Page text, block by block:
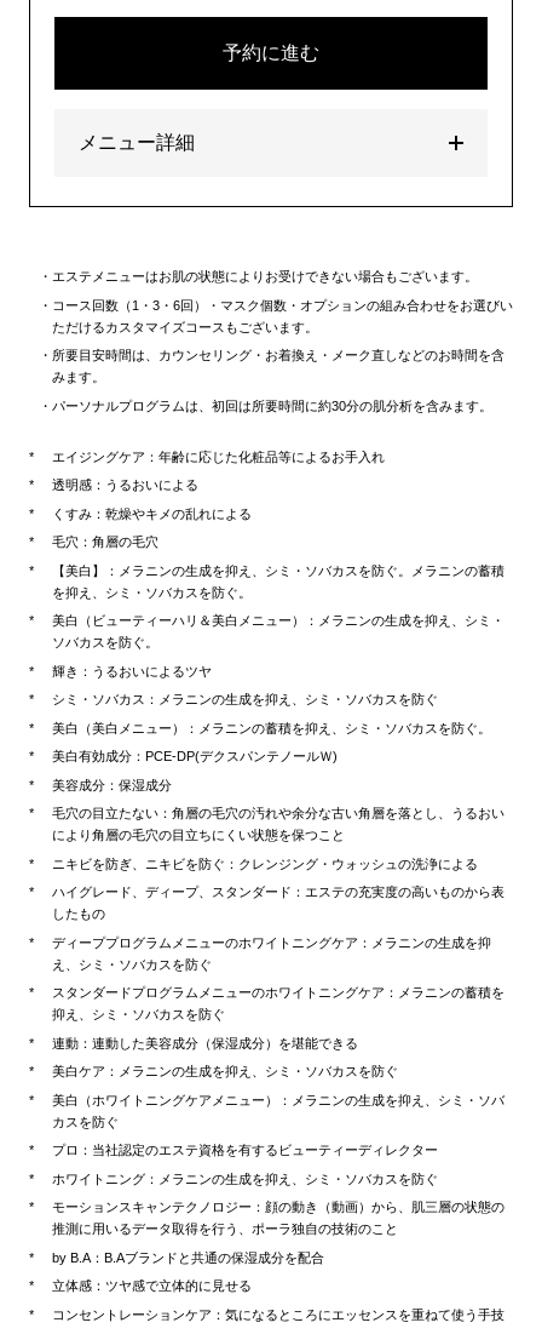
予約に進む
メニュー詳細
エステメニューはお肌の状態によりお受けできない場合もございます。
コース回数（1・3・6回）・マスク個数・オプションの組み合わせをお選びい
ただけるカスタマイズコースもございます。
所要目安時間は、カウンセリング・お着換え・メーク直しなどのお時間を含
みます。
パーソナルプログラムは、初回は所要時間に約30分の肌分析を含みます。
エイジングケア：年齢に応じた化粧品等によるお手入れ
透明感：うるおいによる
くすみ：乾燥やキメの乱れによる
毛穴：角層の毛穴
【美白】：メラニンの生成を抑え、シミ・ソバカスを防ぐ。メラニンの蓄積
を抑え、シミ・ソバカスを防ぐ。
美白（ビューティーハリ＆美白メニュー）：メラニンの生成を抑え、シミ・
ソバカスを防ぐ。
輝き：うるおいによるツヤ
シミ・ソバカス：メラニンの生成を抑え、シミ・ソバカスを防ぐ
美白（美白メニュー）：メラニンの蓄積を抑え、シミ・ソバカスを防ぐ。
美白有効成分：PCE-DP(デクスパンテノールＷ)
美容成分：保湿成分
毛穴の目立たない：角層の毛穴の汚れや余分な古い角層を落とし、うるおい
により角層の毛穴の目立ちにくい状態を保つこと
ニキビを防ぎ、ニキビを防ぐ：クレンジング・ウォッシュの洗浄による
ハイグレード、ディープ、スタンダード：エステの充実度の高いものから表
したもの
ディーププログラムメニューのホワイトニングケア：メラニンの生成を抑
え、シミ・ソバカスを防ぐ
スタンダードプログラムメニューのホワイトニングケア：メラニンの蓄積を
抑え、シミ・ソバカスを防ぐ
連動：連動した美容成分（保湿成分）を堪能できる
美白ケア：メラニンの生成を抑え、シミ・ソバカスを防ぐ
美白（ホワイトニングケアメニュー）：メラニンの生成を抑え、シミ・ソバ
カスを防ぐ
プロ：当社認定のエステ資格を有するビューティーディレクター
ホワイトニング：メラニンの生成を抑え、シミ・ソバカスを防ぐ
モーションスキャンテクノロジー：顔の動き（動画）から、肌三層の状態の
推測に用いるデータ取得を行う、ポーラ独自の技術のこと
by B.A：B.Aブランドと共通の保湿成分を配合
立体感：ツヤ感で立体的に見せる
コンセントレーションケア：気になるところにエッセンスを重ねて使う手技